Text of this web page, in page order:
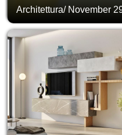
Architettura/ November